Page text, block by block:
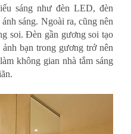
sáng như đèn LED, đèn
sáng. Ngoài ra, cũng nên
soi. Đèn gần gương soi tạo
bạn trong gương trở nên
không gian nhà tắm sáng